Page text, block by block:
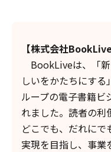
【株式会社
BookLiveは、「新
しいをかたちにす
ループの電子書籍ビ
れました。読者の利
どこでも、だれに
実現を目指し、事業